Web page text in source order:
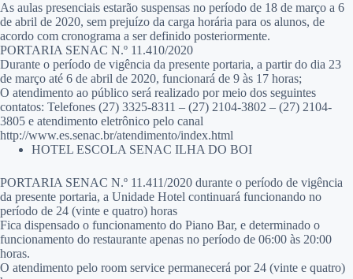
As aulas presenciais estarão suspensas no período de 18 de março a 6
de abril de 2020, sem prejuízo da carga horária para os alunos, de
acordo com cronograma a ser definido posteriormente.
PORTARIA SENAC N.º 11.410/2020
Durante o período de vigência da presente portaria, a partir do dia 23
de março até 6 de abril de 2020, funcionará de 9 às 17 horas;
O atendimento ao público será realizado por meio dos seguintes
contatos: Telefones (27) 3325-8311 – (27) 2104-3802 – (27) 2104-
3805 e atendimento eletrônico pelo canal
http://www.es.senac.br/atendimento/index.html
HOTEL ESCOLA SENAC ILHA DO BOI
PORTARIA SENAC N.º 11.411/2020 durante o período de vigência
da presente portaria, a Unidade Hotel continuará funcionando no
período de 24 (vinte e quatro) horas
Fica dispensado o funcionamento do Piano Bar, e determinado o
funcionamento do restaurante apenas no período de 06:00 às 20:00
horas.
O atendimento pelo room service permanecerá por 24 (vinte e quatro)